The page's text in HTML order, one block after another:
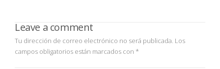
Leave a comment
Tu dirección de correo electrónico no será publicada. Los
campos obligatorios están marcados con *